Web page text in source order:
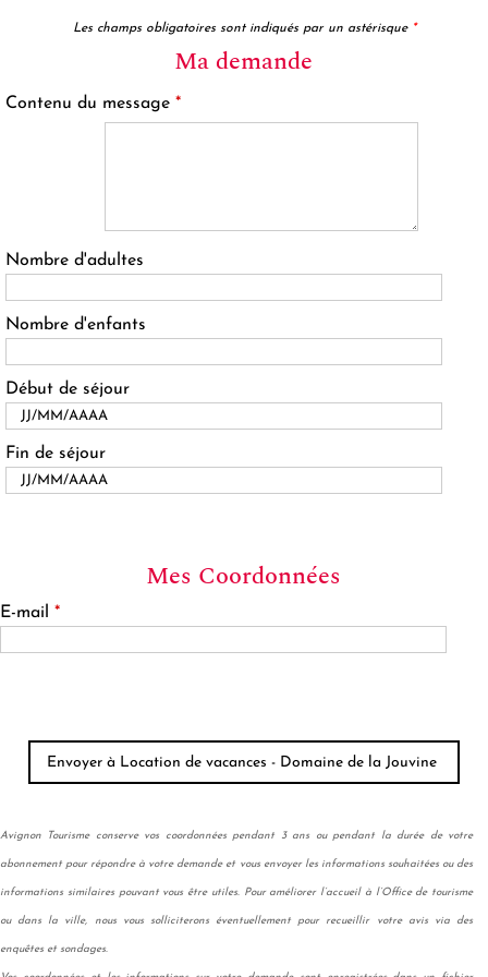
Les champs obligatoires sont indiqués par un astérisque *
Ma demande
Contenu du message *
Nombre d'adultes
Nombre d'enfants
Début de séjour
Fin de séjour
Mes Coordonnées
E-mail *
Avignon Tourisme conserve vos coordonnées pendant 3 ans ou pendant la durée de votre
abonnement pour répondre à votre demande et vous envoyer les informations souhaitées ou des
informations similaires pouvant vous être utiles. Pour améliorer l’accueil à l’Office de tourisme
ou dans la ville, nous vous solliciterons éventuellement pour recueillir votre avis via des
enquêtes et sondages.